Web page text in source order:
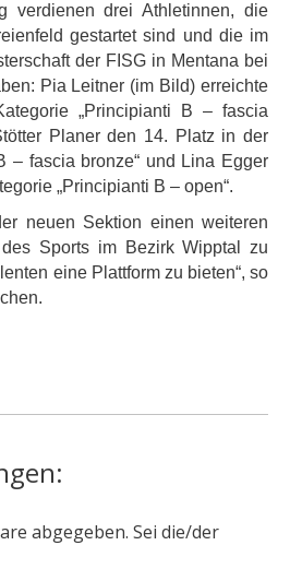
verdienen drei Athletinnen, die
gestartet sind und die im
der FISG in Mentana bei
Pia Leitner (im Bild)erreichte
„Principianti B – fascia
Planer den 14. Platz in der
– fascia bronze“ und Lina Egger
„Principianti B – open“.
neuen Sektion einen weiteren
Sports im Bezirk Wipptal zu
eine Plattform zu bieten“, so
.
abgegeben. Sei die/der